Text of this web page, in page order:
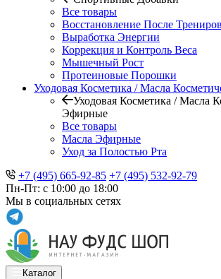
Все товары
Восстановление После
Выработка Энергии
Коррекция и Контроль Веса
Мышечный Рост
Протеиновые Порошки
Уходовая Косметика / Масла
Уходовая Косметика / Масла
Эфирные
Все товары
Масла Эфирные
Уход за Полостью Рта
+7 (495) 665-92-85 +7 (495) 532-92-79
Пн-Пт: с 10:00 до 18:00
Мы в социальных сетях
Каталог